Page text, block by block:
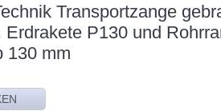
Transportzange
Erdrakete P130 und
130 mm